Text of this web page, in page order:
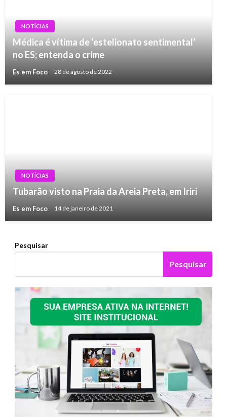
NOTÍCIAS
Médica é vítima de ‘estelionato sentimental’
no ES; entenda o crime
Es em Foco 28 de agosto de 2022
NOTÍCIAS
Tubarão visto na Praia da Areia Preta, em Iriri
Es em Foco 14 de janeiro de 2021
Pesquisar
Pesquisar